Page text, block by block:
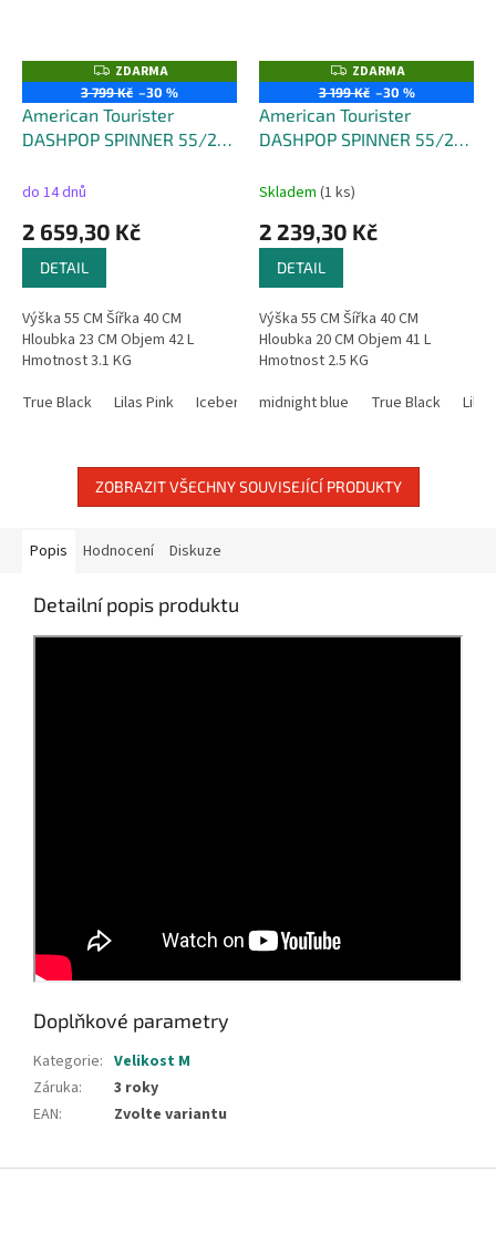
Z
D
A
R
M
A
ZDARMA
3 799 Kč –30 %
American Tourister
DASHPOP SPINNER 55/20
litrů
do 14 dnů
2 659,30 Kč
DETAIL
Výška 55 CM Šířka 40 CM
Hloubka 23 CM Objem 42 L
Hmotnost 3.1 KG
True Black
Lilas Pink Iceberg Green
Z
D
A
R
M
A
ZDARMA
3 199 Kč –30 %
American Tourister
DASHPOP SPINNER 55/20
Skladem (1 ks)
2 239,30 Kč
DETAIL
Výška 55 CM Šířka 40 CM
Hloubka 20 CM Objem 41 L
Hmotnost 2.5 KG
midnight blue
True Black Lilas
ZOBRAZIT VŠECHNY SOUVISEJÍCÍ PRODUKTY
Popis Hodnocení Diskuze
Detailní popis produktu
Doplňkové parametry
Kategorie: Velikost M
Záruka:
3 roky
EAN: Zvolte variantu